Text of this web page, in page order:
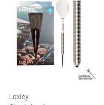
Loxley